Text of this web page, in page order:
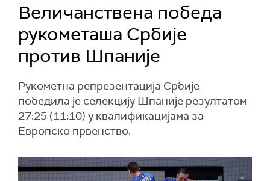
Величанствена победа
рукометаша Србије
против Шпаније
Рукометна репрезентација Србије
победила је селекцију Шпаније резултатом
27:25 (11:10) у квалификацијама за
Европско првенство.